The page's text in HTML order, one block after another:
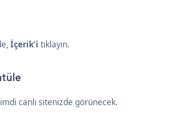
İçerik'i tıklayın.
canlı sitenizde görünecek.